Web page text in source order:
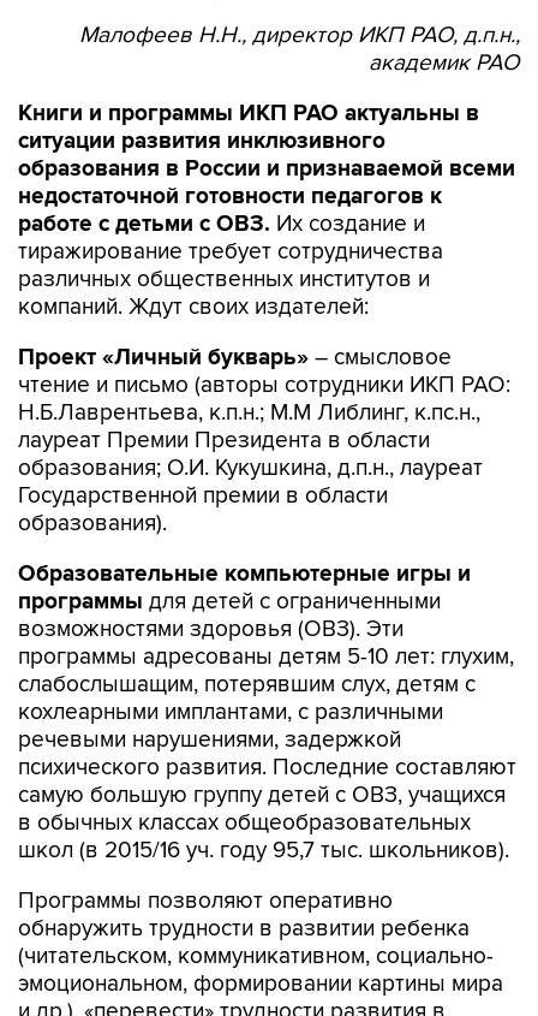
Малофеев Н.Н., директор ИКП РАО, д.п.н.,
академик РАО
Книги и программы ИКП РАО актуальны в
ситуации развития инклюзивного
образования в России и признаваемой всеми
недостаточной готовности педагогов к
работе с детьми с ОВЗ. Их создание и
тиражирование требует сотрудничества
различных общественных институтов и
компаний. Ждут своих издателей:
Проект «Личный букварь» – смысловое
чтение и письмо (авторы сотрудники ИКП РАО:
Н.Б.Лаврентьева, к.п.н.; М.М Либлинг, к.пс.н.,
лауреат Премии Президента в области
образования; О.И. Кукушкина, д.п.н., лауреат
Государственной премии в области
образования).
Образовательные компьютерные игры и
программы для детей с ограниченными
возможностями здоровья (ОВЗ). Эти
программы адресованы детям 5-10 лет: глухим,
слабослышащим, потерявшим слух, детям с
кохлеарными имплантами, с различными
речевыми нарушениями, задержкой
психического развития. Последние составляют
самую большую группу детей с ОВЗ, учащихся
в обычных классах общеобразовательных
школ (в 2015/16 уч. году 95,7 тыс. школьников).
Программы позволяют оперативно
обнаружить трудности в развитии ребенка
(читательском, коммуникативном, социально-
эмоциональном, формировании картины мира